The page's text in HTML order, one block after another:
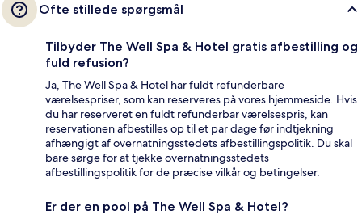
Ofte stillede spørgsmål
Tilbyder The Well Spa & Hotel gratis afbestilling og
fuld refusion?
Ja, The Well Spa & Hotel har fuldt refunderbare
værelsespriser, som kan reserveres på vores hjemmeside. Hvis
du har reserveret en fuldt refunderbar værelsespris, kan
reservationen afbestilles op til et par dage før indtjekning
afhængigt af overnatningsstedets afbestillingspolitik. Du skal
bare sørge for at tjekke overnatningsstedets
afbestillingspolitik for de præcise vilkår og betingelser.
Er der en pool på The Well Spa & Hotel?